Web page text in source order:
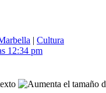
| Cultura
12:34 pm